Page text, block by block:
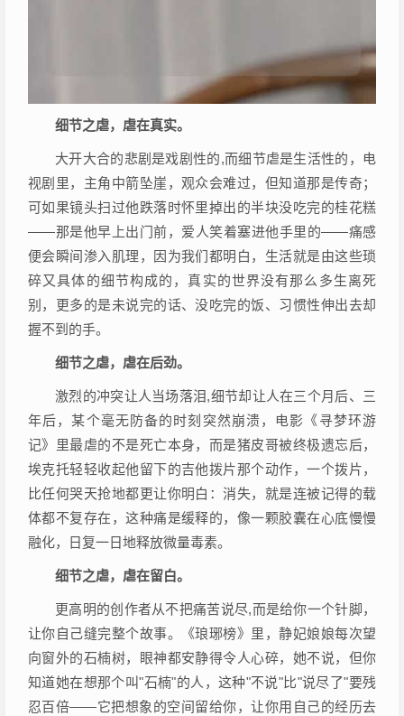
细节之虐，虐在真实。
大开大合的悲剧是戏剧性的,而细节虐是生活性的，电
视剧里，主角中箭坠崖，观众会难过，但知道那是传奇；
可如果镜头扫过他跌落时怀里掉出的半块没吃完的桂花糕
——那是他早上出门前，爱人笑着塞进他手里的——痛感
便会瞬间渗入肌理，因为我们都明白，生活就是由这些琐
碎又具体的细节构成的，真实的世界没有那么多生离死
别，更多的是未说完的话、没吃完的饭、习惯性伸出去却
握不到的手。
细节之虐，虐在后劲。
激烈的冲突让人当场落泪,细节却让人在三个月后、三
年后，某个毫无防备的时刻突然崩溃，电影《寻梦环游
记》里最虐的不是死亡本身，而是猪皮哥被终极遗忘后，
埃克托轻轻收起他留下的吉他拨片那个动作，一个拨片，
比任何哭天抢地都更让你明白：消失，就是连被记得的载
体都不复存在，这种痛是缓释的，像一颗胶囊在心底慢慢
融化，日复一日地释放微量毒素。
细节之虐，虐在留白。
更高明的创作者从不把痛苦说尽,而是给你一个针脚，
让你自己缝完整个故事。《琅琊榜》里，静妃娘娘每次望
向窗外的石楠树，眼神都安静得令人心碎，她不说，但你
知道她在想那个叫"石楠"的人，这种"不说"比"说尽了"要残
忍百倍——它把想象的空间留给你，让你用自己的经历去